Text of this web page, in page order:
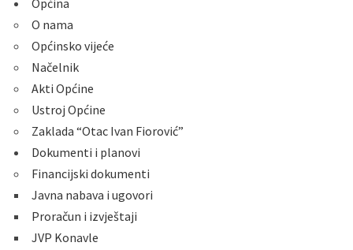
Općina
O nama
Općinsko vijeće
Načelnik
Akti Općine
Ustroj Općine
Zaklada “Otac Ivan Fiorović”
Dokumenti i planovi
Financijski dokumenti
Javna nabava i ugovori
Proračun i izvještaji
JVP Konavle